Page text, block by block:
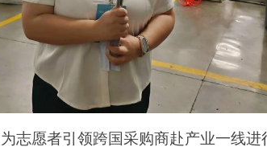
为志愿者引领跨国采购商赴产业一线进